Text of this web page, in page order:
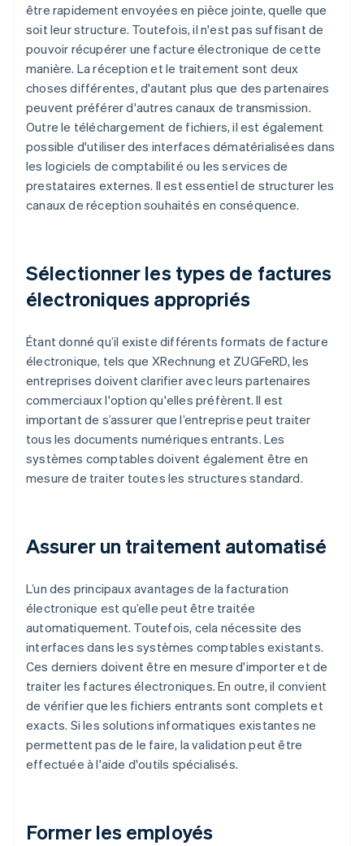
être rapidement envoyées en pièce jointe, quelle que
soit leur structure. Toutefois, il n'est pas suffisant de
pouvoir récupérer une facture électronique de cette
manière. La réception et le traitement sont deux
choses différentes, d'autant plus que des partenaires
peuvent préférer d'autres canaux de transmission.
Outre le téléchargement de fichiers, il est également
possible d'utiliser des interfaces dématérialisées dans
les logiciels de comptabilité ou les services de
prestataires externes. Il est essentiel de structurer les
canaux de réception souhaités en conséquence.
Sélectionner les types de factures
électroniques appropriés
Étant donné qu’il existe différents formats de facture
électronique, tels que XRechnung et ZUGFeRD, les
entreprises doivent clarifier avec leurs partenaires
commerciaux l'option qu'elles préfèrent. Il est
important de s’assurer que l’entreprise peut traiter
tous les documents numériques entrants. Les
systèmes comptables doivent également être en
mesure de traiter toutes les structures standard.
Assurer un traitement automatisé
L’un des principaux avantages de la facturation
électronique est qu’elle peut être traitée
automatiquement. Toutefois, cela nécessite des
interfaces dans les systèmes comptables existants.
Ces derniers doivent être en mesure d'importer et de
traiter les factures électroniques. En outre, il convient
de vérifier que les fichiers entrants sont complets et
exacts. Si les solutions informatiques existantes ne
permettent pas de le faire, la validation peut être
effectuée à l'aide d'outils spécialisés.
Former les employés